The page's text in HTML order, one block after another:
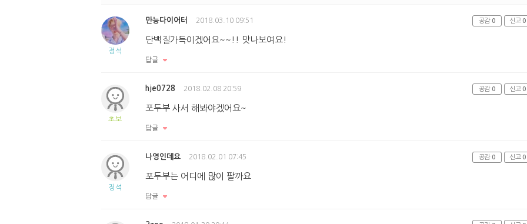
정석
만능다이어터 2018.03.10 09:51
단백질가득이겠어요~~!! 맛나보여요!
답글
공감 0 신고 0
초보
hje0728 2018.02.08 20:59
포두부 사서 해봐야겠어요~
답글
공감 0 신고 0
정석
나영인데요 2018.02.01 07:45
포두부는 어디에 많이 팔까요
답글
공감 0 신고 0